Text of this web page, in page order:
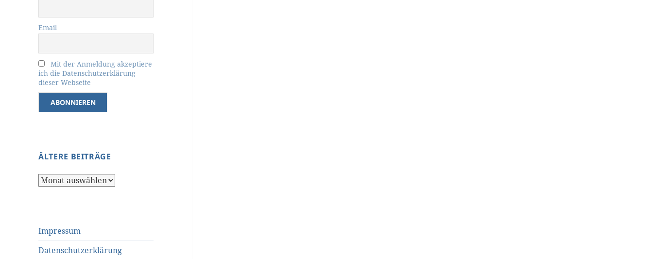
Email
Mit der Anmeldung akzeptiere
ich die Datenschutzerklärung
dieser Webseite
ÄLTERE BEITRÄGE
Ältere
Impressum
Datenschutzerklärung